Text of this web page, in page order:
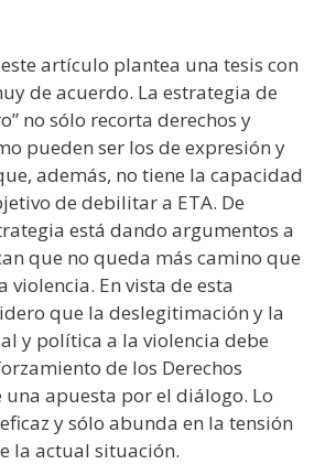
artículo plantea una tesis con
de acuerdo. La estrategia de
no sólo recorta derechos y
pueden ser los de expresión y
además, no tiene la capacidad
de debilitar a ETA. De
está dando argumentos a
que no queda más camino que
violencia. En vista de esta
que la deslegitimación y la
y política a la violencia debe
de los Derechos
una apuesta por el diálogo. Lo
y sólo abunda en la tensión
la actual situación.